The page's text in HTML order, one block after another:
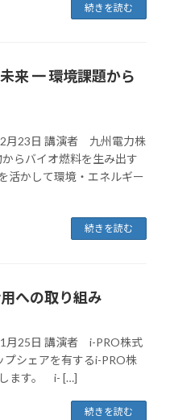
続きを読む
来 一 環境課題から
月23日 講演者 九州電力株
らバイオ燃料を生み出す
活かして環境・エネルギー
続きを読む
への取り組み
月25日 講演者 i-PRO株式
プシェアを有するi-PRO株
します。 i- […]
続きを読む